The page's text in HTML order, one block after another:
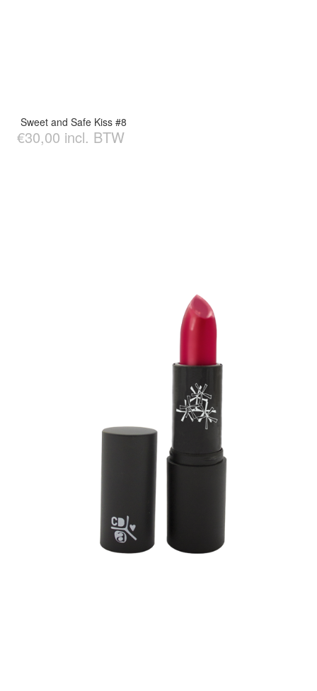
Sweet and Safe Kiss #8
€30,00 incl. BTW